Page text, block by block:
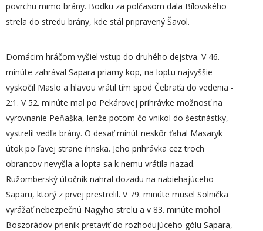
povrchu mimo brány. Bodku za polčasom dala Bílovského
strela do stredu brány, kde stál pripravený Šavol.
Domácim hráčom vyšiel vstup do druhého dejstva. V 46.
minúte zahrával Sapara priamy kop, na loptu najvyššie
vyskočil Maslo a hlavou vrátil tím spod Čebraťa do vedenia -
2:1. V 52. minúte mal po Pekárovej prihrávke možnosť na
vyrovnanie Peňaška, lenže potom čo vnikol do šestnástky,
vystrelil vedľa brány. O desať minút neskôr ťahal Masaryk
útok po ľavej strane ihriska. Jeho prihrávka cez troch
obrancov nevyšla a lopta sa k nemu vrátila nazad.
Ružomberský útočník nahral dozadu na nabiehajúceho
Saparu, ktorý z prvej prestrelil. V 79. minúte musel Solnička
vyrážať nebezpečnú Nagyho strelu a v 83. minúte mohol
Boszorádov prienik pretaviť do rozhodujúceho gólu Sapara,